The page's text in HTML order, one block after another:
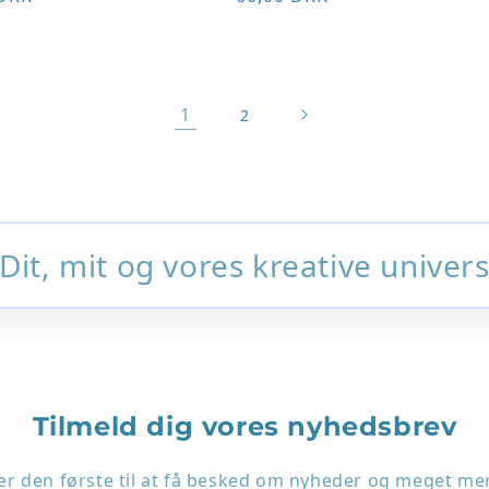
1 2
mit og vores kreative
Tilmeld dig vores nyhedsbrev
den første til at få besked om nyheder og meget